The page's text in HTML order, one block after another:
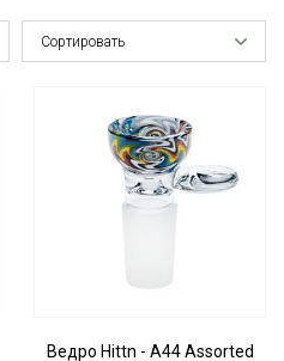
Сортировать
Ведро Hittn - A44 Assorted